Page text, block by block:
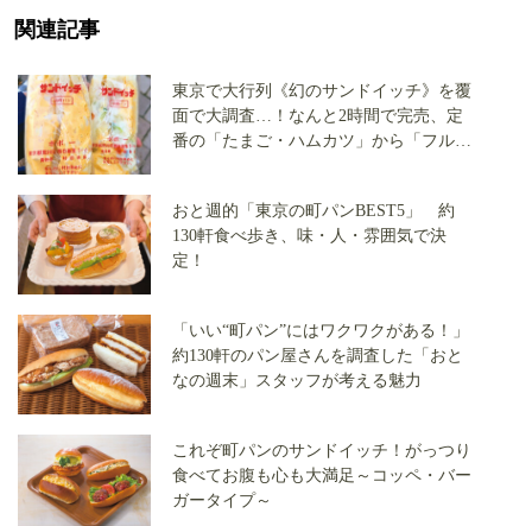
関連記事
東京で大行列《幻のサンドイッチ》を覆
面で大調査…！なんと2時間で完売、定
番の「たまご・ハムカツ」から「フルー
おと週的「東京の町パンBEST5」 約
130軒食べ歩き、味・人・雰囲気で決
定！
「いい“町パン”にはワクワクがある！」
約130軒のパン屋さんを調査した「おと
なの週末」スタッフが考える魅力
これぞ町パンのサンドイッチ！がっつり
食べてお腹も心も大満足～コッペ・バー
ガータイプ～